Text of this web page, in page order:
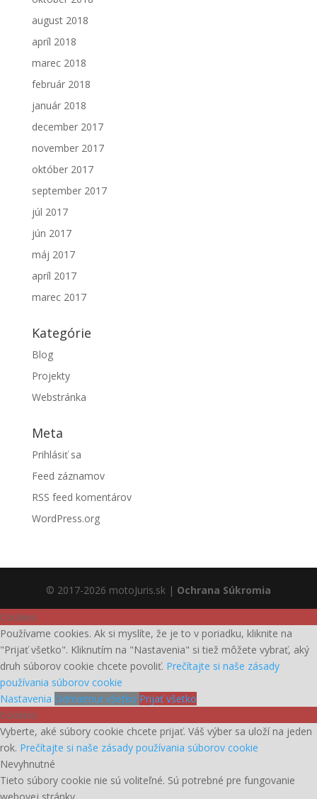
august 2018
apríl 2018
marec 2018
február 2018
január 2018
december 2017
november 2017
október 2017
september 2017
júl 2017
jún 2017
máj 2017
apríl 2017
marec 2017
Kategórie
Blog
Projekty
Webstránka
Meta
Prihlásiť sa
Feed záznamov
RSS feed komentárov
WordPress.org
© 2017-2026 motoJuris.sk | Ochrana Súkromia
Cookies
Používame cookies. Ak si myslíte, že je to v poriadku, kliknite na
"Prijať všetko". Kliknutím na "Nastavenia" si tiež môžete vybrať, aký
druh súborov cookie chcete povoliť. Prečítajte si naše zásady
používania súborov cookie
Nastavenia Odmietnuť všetko Prijať všetko
Cookies
Vyberte, aké súbory cookie chcete prijať. Váš výber sa uloží na jeden
rok. Prečítajte si naše zásady používania súborov cookie
Nevyhnutné
Tieto súbory cookie nie sú voliteľné. Sú potrebné pre fungovanie